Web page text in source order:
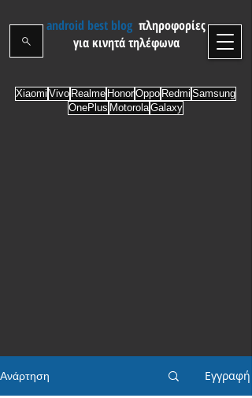
android best blog πληροφορίες
για κινητά τηλέφωνα
Xiaomi Vivo Realme HonorOppo Redmi Samsung
OnePlus MotorolaGalaxy
Ανάρτηση Εγγραφή